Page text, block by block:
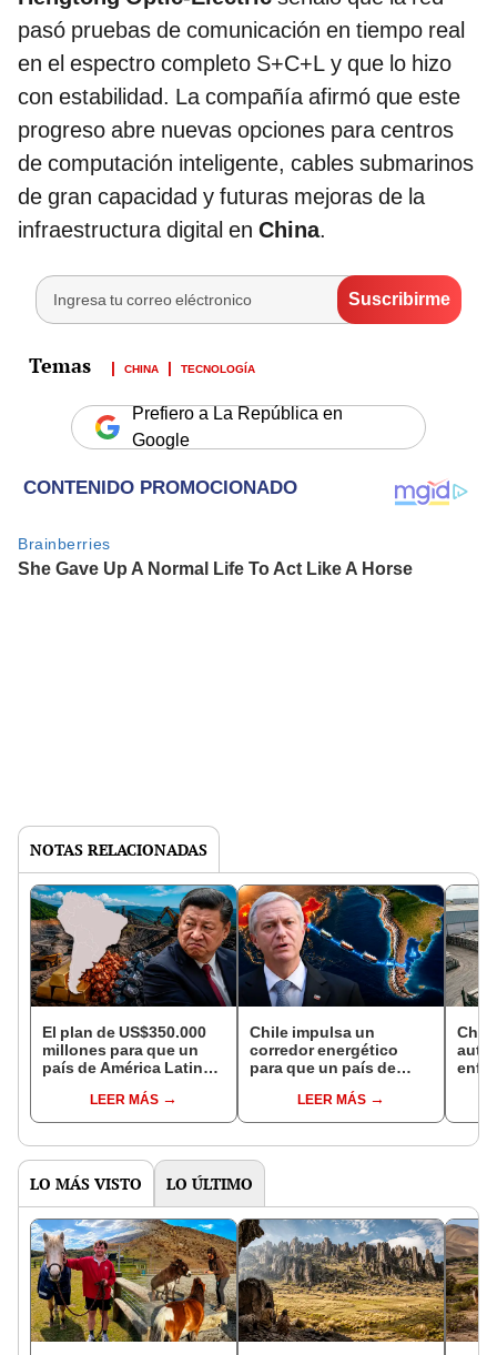
pasó pruebas de comunicación en tiempo real
en el espectro completo S+C+L y que lo hizo
con estabilidad. La compañía afirmó que este
progreso abre nuevas opciones para centros
de computación inteligente, cables submarinos
de gran capacidad y futuras mejoras de la
infraestructura digital en China.
CHINA TECNOLOGÍA
Prefiero a La República en
Google
NOTAS RELACIONADAS
El plan de US$350.000
millones para que un
país de América Latina
oro, hierro y cobre en
2030 y no dependa más
LEER MÁS
Chile impulsa un
corredor energético
para que un país de
exportar gas a Asia: una
nueva ruta por el
LEER MÁS
LO MÁS VISTO LO ÚLTIMO